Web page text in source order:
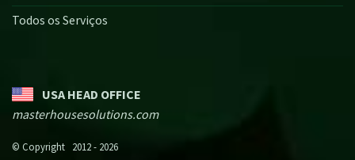
Todos os Serviços
USA HEAD OFFICE
masterhousesolutions.com
© Copyright 2012 - 2026